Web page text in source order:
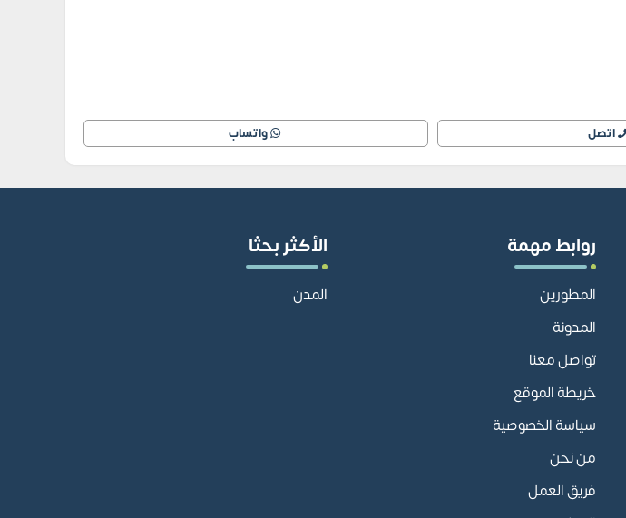
اتصل واتساب
روابط مهمة
المطورين
المدونة
تواصل معنا
خريطة الموقع
سياسة الخصوصية
من نحن
فريق العمل
الأكثر بحثا
المدن